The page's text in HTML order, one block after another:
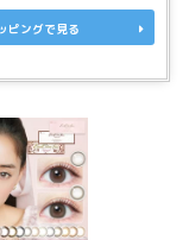
ピングで見る